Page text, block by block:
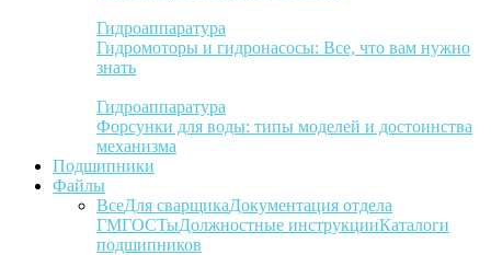
Гидроаппаратура
Гидромоторы и гидронасосы: Все, что вам нужно
знать
Гидроаппаратура
Форсунки для воды: типы моделей и достоинства
механизма
Подшипники
Файлы
ВсеДля сварщикаДокументация отдела
ГМГОСТыДолжностные инструкцииКаталоги
подшипников